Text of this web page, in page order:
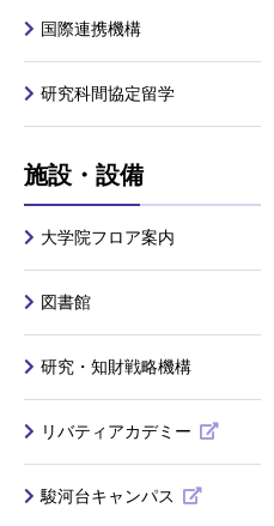
国際連携機構
研究科間協定留学
施設・設備
大学院フロア案内
図書館
研究・知財戦略機構
リバティアカデミー
駿河台キャンパス